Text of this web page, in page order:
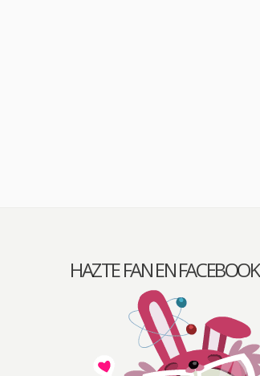
HAZTE FAN EN FACEBOOK